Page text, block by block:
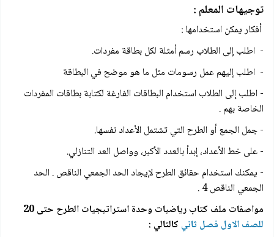
توجيهات المعلم :
أفكار يمكن استخدامها :
- اطلب إلى الطلاب رسم أمثلة لكل بطاقة مفردات.
- اطلب إليهم عمل رسومات مثل ما هو موضح في البطاقة
- اطلب إلى الطلاب استخدام البطاقات الفارغة لكتابة بطاقات المفردات
الخاصة بهم .
- جمل الجمع أو الطرح التي تشتمل الأعداد نفسها.
- على خط الأعداد، إبدأ بالعدد الأكبر، وواصل العد التنازلي.
- يمكنك استخدام حقائق الطرح لإيجاد الحد الجمعي الناقص . الحد
الجمعي الناقص 4 .
مواصفات ملف كتاب رياضيات وحدة استراتيجيات الطرح حتى 20
للصف الاول فصل ثاني كالتالي :